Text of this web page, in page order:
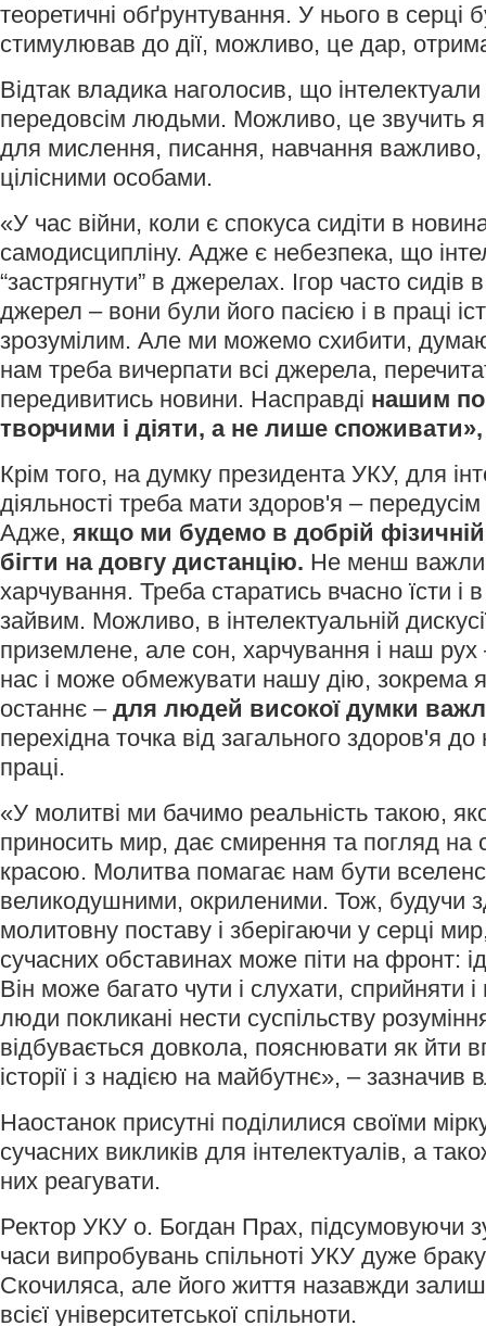
теоретичні обґрунтування. У нього в серці
стимулював до дії, можливо, це дар,
Відтак владика наголосив, що інтелектуали
передовсім людьми. Можливо, це звучить
для мислення, писання, навчання
цілісними особами.
«У час війни, коли є спокуса сидіти в
самодисципліну. Адже є небезпека, що
“застрягнути” в джерелах. Ігор часто сидів
джерел – вони були його пасією і в праці
зрозумілим. Але ми можемо схибити,
нам треба вичерпати всі джерела,
передивитись новини. Насправді нашим
творчими і діяти, а не лише споживати»,
Крім того, на думку президента УКУ, для
діяльності треба мати здоров'я –
Адже, якщо ми будемо в добрій
бігти на довгу дистанцію. Не менш
харчування. Треба старатись вчасно їсти і
зайвим. Можливо, в інтелектуальній
приземлене, але сон, харчування і наш
нас і може обмежувати нашу дію, зокрема
останнє – для людей високої думки
перехідна точка від загального здоров'я до
праці.
«У молитві ми бачимо реальність такою,
приносить мир, дає смирення та погляд на
красою. Молитва помагає нам бути
великодушними, окриленими. Тож, будучи
молитовну поставу і зберігаючи у серці
сучасних обставинах може піти на фронт:
Він може багато чути і слухати, сприйняти
люди покликані нести суспільству
відбувається довкола, пояснювати як йти
історії і з надією на майбутнє», – зазначив
Наостанок присутні поділилися своїми
сучасних викликів для інтелектуалів, а
них реагувати.
Ректор УКУ о. Богдан Прах, підсумовуючи
часи випробувань спільноті УКУ дуже
Скочиляса, але його життя назавжди
всієї університетської спільноти.